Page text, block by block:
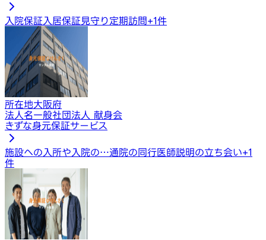
入院保証 入居保証見守り定期訪問+1件
所在地大阪府
法人名一般社団法人 献身会
きずな身元保証サービス
施設への入所や入院の…通院の同行医師説明の立ち会い+1
件